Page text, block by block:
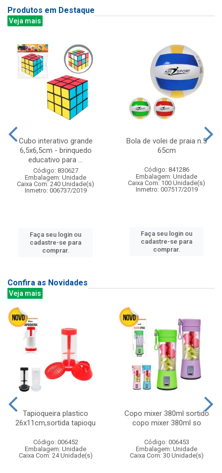
Produtos em Destaque
Veja mais
Cubo interativo grande
6,5x6,5cm - brinquedo
educativo para ...
Código: 830627
Embalagem: Unidade
Caixa Com: 240 Unidade(s)
Inmetro: 006737/2019
Faça seu login ou
cadastre-se para
comprar.
Bola de volei de praia n.5
65cm
Código: 841286
Embalagem: Unidade
Caixa Com: 100 Unidade(s)
Inmetro: 007517/2019
Faça seu login ou
cadastre-se para
comprar.
Confira as Novidades
Veja mais
Tapioqueira plastico
26x11cm,sortida tapioqu
Código: 006452
Embalagem: Unidade
Caixa Com: 24 Unidade(s)
Copo mixer 380ml sortido
copo mixer 380ml so
Código: 006453
Embalagem: Unidade
Caixa Com: 30 Unidade(s)